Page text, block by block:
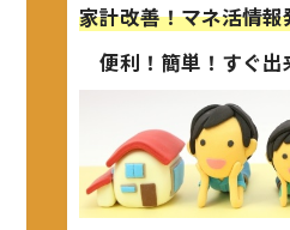
家計改善！マネ活情
便利！簡単！すぐ出